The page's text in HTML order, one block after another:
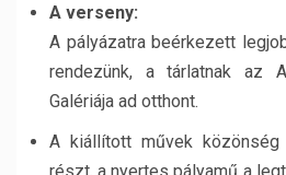
A verseny:
A pályázatra beérkezett
rendezünk, a tárlatnak az
Galériája ad otthont.
A kiállított művek közönség